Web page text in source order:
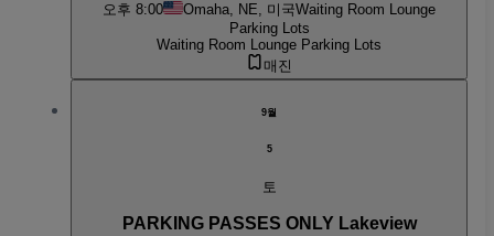
오후 8:00 Omaha, NE, 미국Waiting Room Lounge
Parking Lots
Waiting Room Lounge Parking Lots
매진
9월
5
토
PARKING PASSES ONLY Lakeview